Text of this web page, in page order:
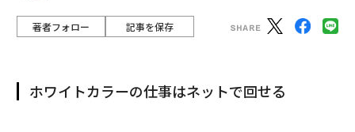
著者フォロー 記事を保存
ホワイトカラーの仕事はネットで回せる